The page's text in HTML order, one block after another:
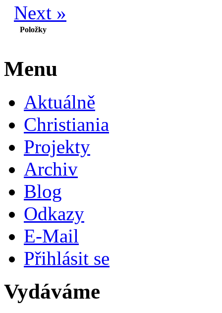
Next »
Položky
Menu
Aktuálně
Christiania
Projekty
Archiv
Blog
Odkazy
E-Mail
Přihlásit se
Vydáváme